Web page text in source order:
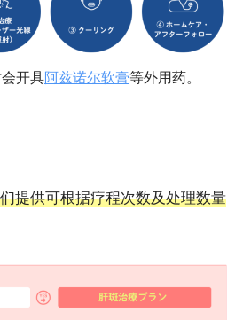
开具阿兹诺尔软膏等外用药。
提供可根据疗程次数及处理数量